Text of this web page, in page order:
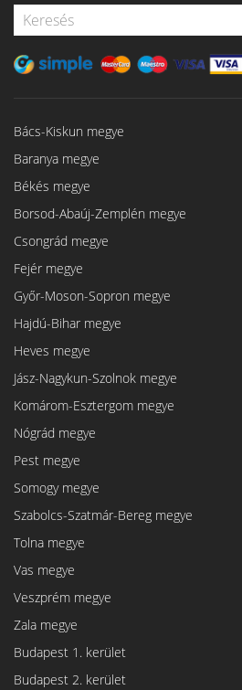
Bács-Kiskun megye
Baranya megye
Békés megye
Borsod-Abaúj-Zemplén megye
Csongrád megye
Fejér megye
Győr-Moson-Sopron megye
Hajdú-Bihar megye
Heves megye
Jász-Nagykun-Szolnok megye
Komárom-Esztergom megye
Nógrád megye
Pest megye
Somogy megye
Szabolcs-Szatmár-Bereg megye
Tolna megye
Vas megye
Veszprém megye
Zala megye
Budapest 1. kerület
Budapest 2. kerület